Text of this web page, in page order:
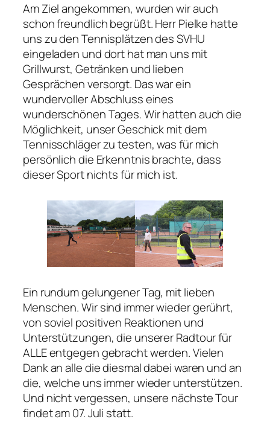
Am Ziel angekommen, wurden wir auch
schon freundlich begrüßt. Herr Pielke hatte
uns zu den Tennisplätzen des SVHU
eingeladen und dort hat man uns mit
Grillwurst, Getränken und lieben
Gesprächen versorgt. Das war ein
wundervoller Abschluss eines
wunderschönen Tages. Wir hatten auch die
Möglichkeit, unser Geschick mit dem
Tennisschläger zu testen, was für mich
persönlich die Erkenntnis brachte, dass
dieser Sport nichts für mich ist.
Ein rundum gelungener Tag, mit lieben
Menschen. Wir sind immer wieder gerührt,
von soviel positiven Reaktionen und
Unterstützungen, die unserer Radtour für
ALLE entgegen gebracht werden. Vielen
Dank an alle die diesmal dabei waren und an
die, welche uns immer wieder unterstützen.
Und nicht vergessen, unsere nächste Tour
findet am 07. Juli statt.